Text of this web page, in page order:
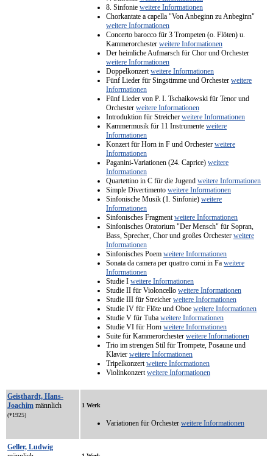
8. Sinfonie weitere Informationen
Chorkantate a capella "Von Anbeginn zu Anbeginn"
weitere Informationen
Concerto barocco für 3 Trompeten (o. Flöten) u.
Kammerorchester weitere Informationen
Der heimliche Aufmarsch für Chor und Orchester
weitere Informationen
Doppelkonzertweitere Informationen
Fünf Lieder für Singstimme und Orchester weitere
Informationen
Fünf Lieder von P. I. Tschaikowski für Tenor und
Orchester weitere Informationen
Introduktion für Streicher weitere Informationen
Kammermusik für 11 Instrumente weitere
Informationen
Konzert für Horn in F und Orchester weitere
Informationen
Paganini-Variationen (24. Caprice) weitere
Informationen
Quartettino in C für die Jugend weitere Informationen
Simple Divertimento weitere Informationen
Sinfonische Musik (1. Sinfonie) weitere
Informationen
Sinfonisches Fragmentweitere Informationen
Sinfonisches Oratorium "Der Mensch" für Sopran,
Bass, Sprecher, Chor und großes Orchester weitere
Informationen
Sinfonisches Poem weitere Informationen
Sonata da camera per quattro corni in Fa weitere
Informationen
Studie I weitere Informationen
Studie II für Violoncello weitere Informationen
Studie III für Streicher weitere Informationen
Studie IV für Flöte und Oboe weitere Informationen
Studie V für Tuba weitere Informationen
Studie VI für Horn weitere Informationen
Suite für Kammerorchester weitere Informationen
Trio im strengen Stil für Trompete, Posaune und
Klavier weitere Informationen
Tripelkonzertweitere Informationen
Violinkonzertweitere Informationen
Geisthardt, Hans-
Joachim männlich
(*1925)
1 Werk
Variationen für Orchester weitere Informationen
Geller, Ludwig